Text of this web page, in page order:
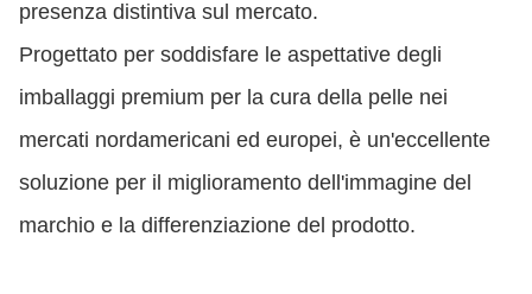
presenza distintiva sul mercato.
Progettato per soddisfare le aspettative degli
imballaggi premium per la cura della pelle nei
mercati nordamericani ed europei, è un'eccellente
soluzione per il miglioramento dell'immagine del
marchio e la differenziazione del prodotto.